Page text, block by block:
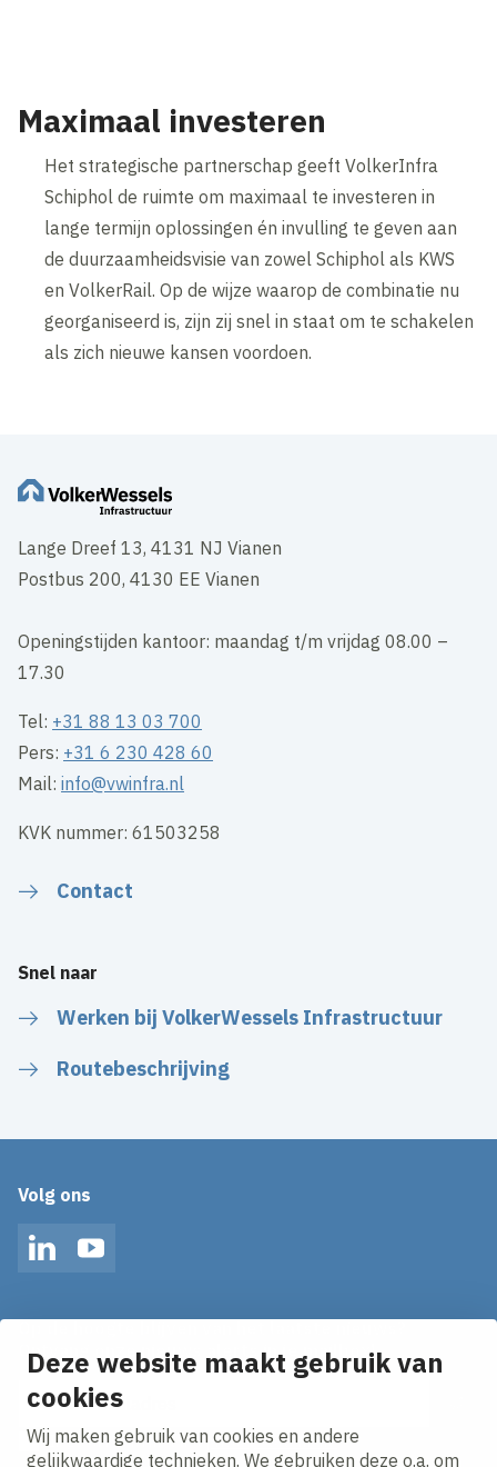
Deze website maakt gebruik van
cookies
Wij maken gebruik van cookies en andere
gelijkwaardige technieken. We gebruiken deze o.a. om
Maximaal investeren
Het strategische partnerschap geeft VolkerInfra
Schiphol de ruimte om maximaal te investeren in
lange termijn oplossingen én invulling te geven aan
de duurzaamheidsvisie van zowel Schiphol als KWS
en VolkerRail. Op de wijze waarop de combinatie nu
georganiseerd is, zijn zij snel in staat om te schakelen
als zich nieuwe kansen voordoen.
Lange Dreef 13, 4131 NJ Vianen
Postbus 200, 4130 EE Vianen
Openingstijden kantoor: maandag t/m vrijdag 08.00 –
17.30
Tel: +31 88 13 03 700
Pers: +31 6 230 428 60
Mail:info@vwinfra.nl
KVK nummer: 61503258
Contact
Snel naar
Werken bij VolkerWessels Infrastructuur
Routebeschrijving
Volg ons
LinkedInYouTube
Ontvang onze nieuws alerts in je mailbox!
E-mailadres
Ik ga akkoord met hetprivacy statement.